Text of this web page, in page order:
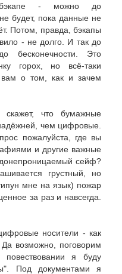
бэкапе - можно до
будет, пока данные не
Потом, правда, бэкапы
- не долго. И так до
бесконечности. Это
горох, но всё-таки
вам о том, как и зачем
что бумажные
чем цифровые.
пожалуйста, где вы
и другие важные
сейф?
грустный, но
мне на язык) пожар
за раз и навсегда.
носители - как
возможно, поговорим
я буду
Под документами я